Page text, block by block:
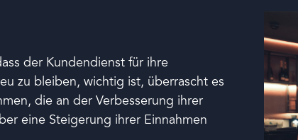
der Kundendienst für ihre
zu bleiben, wichtig ist, überrascht es
die an der Verbesserung ihrer
eine Steigerung ihrer Einnahmen